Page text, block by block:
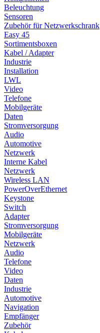
Beleuchtung
Sensoren
Zubehör für Netzwerkschrank
Easy 45
Sortimentsboxen
Kabel / Adapter
Industrie
Installation
LWL
Video
Telefone
Mobilgeräte
Daten
Stromversorgung
Audio
Automotive
Netzwerk
Interne Kabel
Netzwerk
Wireless LAN
PowerOverEthernet
Keystone
Switch
Adapter
Stromversorgung
Mobilgeräte
Netzwerk
Audio
Telefone
Video
Daten
Industrie
Automotive
Navigation
Empfänger
Zubehör